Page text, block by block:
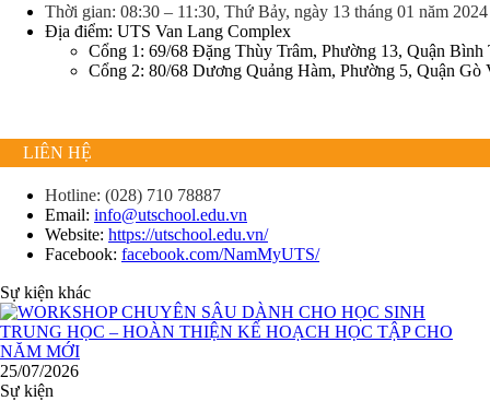
Thời gian: 08:30 – 11:30, Thứ Bảy, ngày 13 tháng 01 năm 2024
Địa điểm: UTS Van Lang Complex
Cổng 1: 69/68 Đặng Thùy Trâm, Phường 13, Quận Bình
Cổng 2: 80/68 Dương Quảng Hàm, Phường 5, Quận Gò
LIÊN HỆ
Hotline: (028) 710 78887
Email: info@utschool.edu.vn
Website: https://utschool.edu.vn/
Facebook: facebook.com/NamMyUTS/
Sự kiện khác
25/07/2026
Sự kiện